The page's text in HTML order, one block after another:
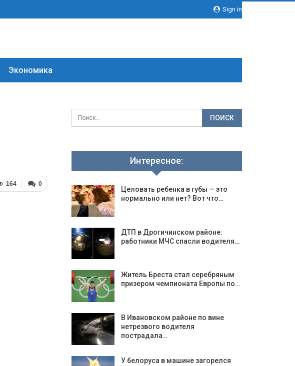
Sign in
Экономика
0
164
Интересное:
Целовать ребенка в губы — это
нормально или нет? Вот что…
ДТП в Дрогичинском районе:
работники МЧС спасли водителя…
Житель Бреста стал серебряным
призером чемпионата Европы по…
В Ивановском районе по вине
нетрезвого водителя
пострадала…
У белоруса в машине загорелся